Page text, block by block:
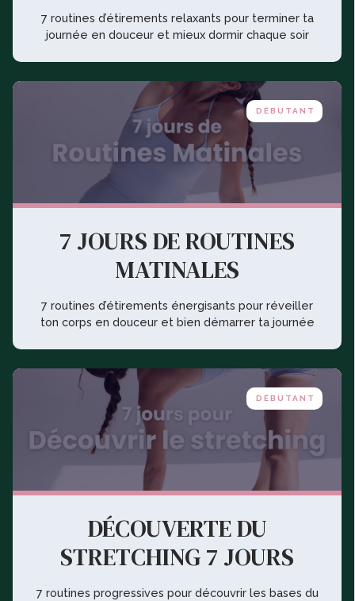
7 routines d’étirements relaxants pour terminer ta
journée en douceur et mieux dormir chaque soir
DÉBUTANT
7 JOURS DE ROUTINES
MATINALES
7 routines d’étirements énergisants pour réveiller
ton corps en douceur et bien démarrer ta journée
DÉBUTANT
DÉCOUVERTE DU
STRETCHING 7 JOURS
7 routines progressives pour découvrir les bases du